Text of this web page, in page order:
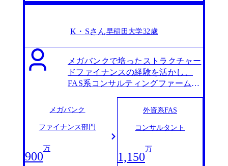
K・Sさん早稲田大学32歳
メガバンクで培ったストラクチャー
ドファイナンスの経験を活かし、
FAS系コンサルティングファームへ
メガバンク
ファイナンス部門
900
万
外資系FAS
コンサルタント
1,150
万